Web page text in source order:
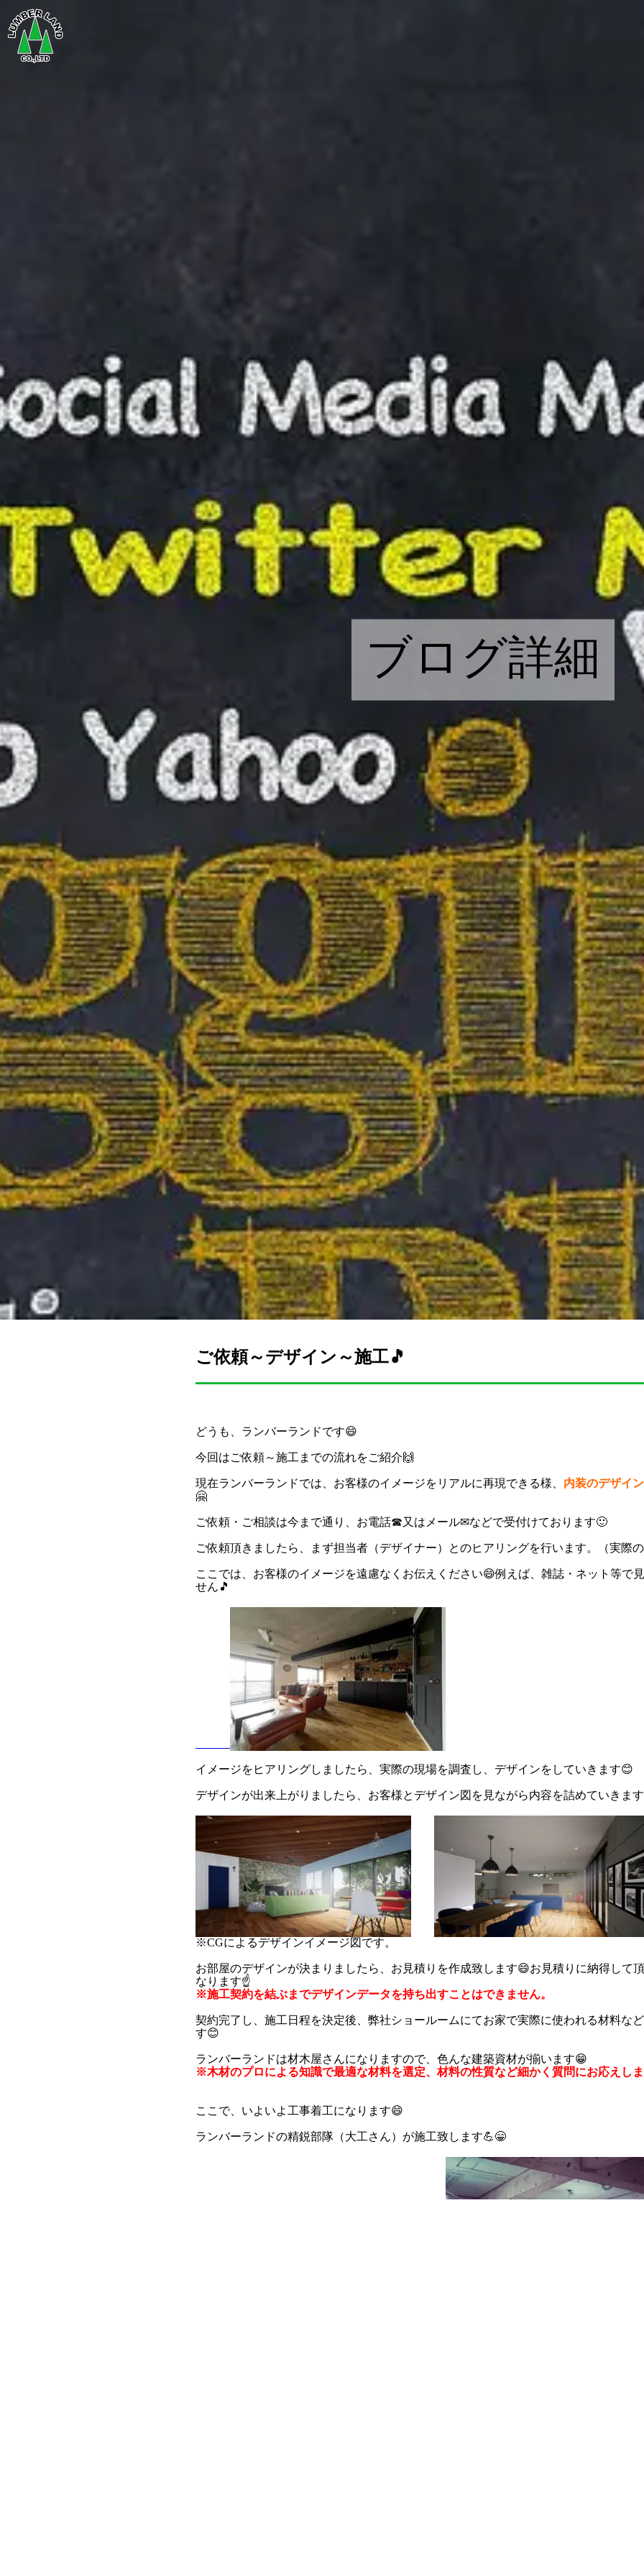
ブログ詳細
ご依頼～デザイン～施工🎵
どうも、ランバーランドです😄
今回はご依頼～施工までの流れをご紹介🙌
現在ランバーランドでは、お客様のイメージをリアルに再現できる様、 内装のデザイ
🤗
ご依頼・ご相談は今まで通り、お電話☎又はメール✉などで受付けております🙂
ご依頼頂きましたら、まず担当者（デザイナー）とのヒアリングを行います。（実際
ここでは、お客様のイメージを遠慮なくお伝えください😄例えば、雑誌・ネット等で
せん🎵
イメージをヒアリングしましたら、実際の現場を調査し、デザインをしていきます😊
デザインが出来上がりましたら、お客様とデザイン図を見ながら内容を詰めていきま
※CGによるデザインイメージ図です。
お部屋のデザインが決まりましたら、お見積りを作成致します😄お見積りに納得して
なります☝
※施工契約を結ぶまでデザインデータを持ち出すことはできません。
契約完了し、施工日程を決定後、弊社ショールームにてお家で実際に使われる材料な
す😊
ランバーランドは材木屋さんになりますので、色んな建築資材が揃います😁
※木材のプロによる知識で最適な材料を選定、材料の性質など細かく質問にお応えし
ここで、いよいよ工事着工になります😄
ランバーランドの精鋭部隊（大工さん）が施工致します💪😁